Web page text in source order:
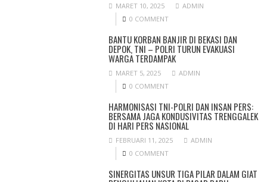
MARET 10, 2025
ADMIN
0 COMMENT
BANTU KORBAN BANJIR DI BEKASI DAN
DEPOK, TNI – POLRI TURUN EVAKUASI
WARGA TERDAMPAK
MARET 5, 2025
ADMIN
0 COMMENT
HARMONISASI TNI-POLRI DAN INSAN PERS:
BERSAMA JAGA KONDUSIVITAS TRENGGALEK
DI HARI PERS NASIONAL
FEBRUARI 11, 2025
ADMIN
0 COMMENT
SINERGITAS UNSUR TIGA PILAR DALAM GIAT